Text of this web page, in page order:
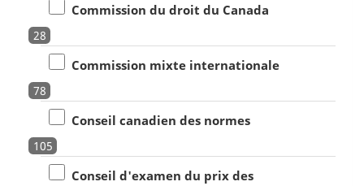
Commission du droit du Canada
28
Commission mixte internationale
78
Conseil canadien des normes
105
Conseil d'examen du prix des